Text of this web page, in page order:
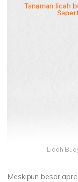
Lidah
Meskipun besar